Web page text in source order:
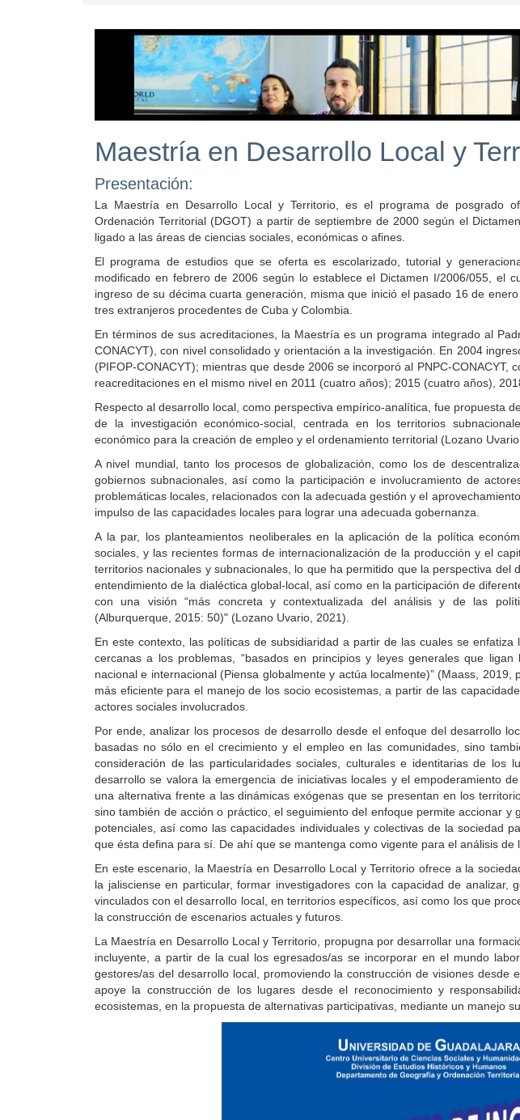
Maestría en Desarrollo Local y
Presentación:
La Maestría en Desarrollo Local y Territorio, es el programa de posgrado
Ordenación Territorial (DGOT) a partir de septiembre de 2000 según el
ligado a las áreas de ciencias sociales, económicas o afines.
El programa de estudios que se oferta es escolarizado, tutorial y
modificado en febrero de 2006 según lo establece el Dictamen I/2006/055, el
ingreso de su décima cuarta generación, misma que inició el pasado 16 de
tres extranjeros procedentes de Cuba y Colombia.
En términos de sus acreditaciones, la Maestría es un programa integrado al
CONACYT), con nivel consolidado y orientación a la investigación. En 2004
(PIFOP-CONACYT); mientras que desde 2006 se incorporó al PNPC-CONACYT,
reacreditaciones en el mismo nivel en 2011 (cuatro años); 2015 (cuatro años),
Respecto al desarrollo local, como perspectiva empírico-analítica, fue propuesta
de la investigación económico-social, centrada en los territorios
económico para la creación de empleo y el ordenamiento territorial (Lozano
A nivel mundial, tanto los procesos de globalización, como los de
gobiernos subnacionales, así como la participación e involucramiento de
problemáticas locales, relacionados con la adecuada gestión y el
impulso de las capacidades locales para lograr una adecuada gobernanza.
A la par, los planteamientos neoliberales en la aplicación de la política
sociales, y las recientes formas de internacionalización de la producción y el
territorios nacionales y subnacionales, lo que ha permitido que la perspectiva del
entendimiento de la dialéctica global-local, así como en la participación de
con una visión “más concreta y contextualizada del análisis y de las
(Alburquerque, 2015: 50)" (Lozano Uvario, 2021).
En este contexto, las políticas de subsidiaridad a partir de las cuales se
cercanas a los problemas, “basados en principios y leyes generales que
nacional e internacional (Piensa globalmente y actúa localmente)” (Maass,
más eficiente para el manejo de los socio ecosistemas, a partir de las
actores sociales involucrados.
Por ende, analizar los procesos de desarrollo desde el enfoque del desarrollo
basadas no sólo en el crecimiento y el empleo en las comunidades, sino
consideración de las particularidades sociales, culturales e identitarias de los
desarrollo se valora la emergencia de iniciativas locales y el empoderamiento
una alternativa frente a las dinámicas exógenas que se presentan en los
sino también de acción o práctico, el seguimiento del enfoque permite accionar y
potenciales, así como las capacidades individuales y colectivas de la sociedad
que ésta defina para sí. De ahí que se mantenga como vigente para el análisis de
En este escenario, la Maestría en Desarrollo Local y Territorio ofrece a la
la jalisciense en particular, formar investigadores con la capacidad de analizar,
vinculados con el desarrollo local, en territorios específicos, así como los que
la construcción de escenarios actuales y futuros.
La Maestría en Desarrollo Local y Territorio, propugna por desarrollar una
incluyente, a partir de la cual los egresados/as se incorporar en el mundo
gestores/as del desarrollo local, promoviendo la construcción de visiones desde
apoye la construcción de los lugares desde el reconocimiento y
ecosistemas, en la propuesta de alternativas participativas, mediante un manejo